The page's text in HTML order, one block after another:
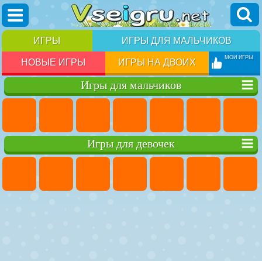
ИГРЫ ИГРЫ ДЛЯ МАЛЬЧИКОВ
НОВЫЕ ИГРЫ ИГРЫ НА ДВОИХ МОИ ИГРЫ
Игры для мальчиков
Игры для девочек